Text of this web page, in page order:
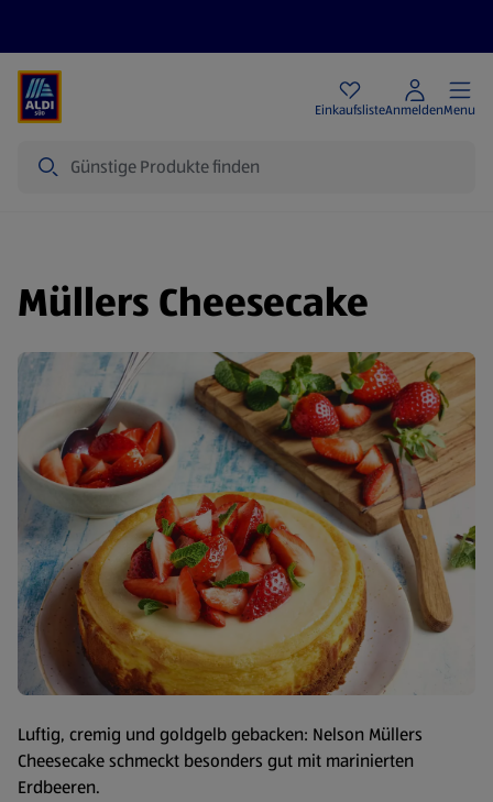
EinkaufslisteAnmeldenMenu
Müllers Cheesecake
Luftig, cremig und goldgelb gebacken: Nelson Müllers
Cheesecake schmeckt besonders gut mit marinierten
Erdbeeren.